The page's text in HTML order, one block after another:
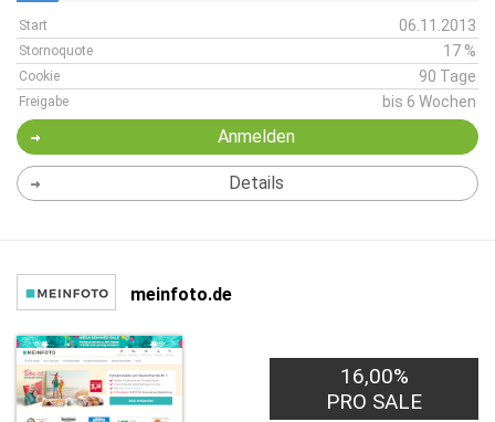
Start 06.11.2013
Stornoquote 17 %
Cookie 90 Tage
Freigabe bis 6 Wochen
Anmelden
Details
meinfoto.de
16,00%
PRO SALE